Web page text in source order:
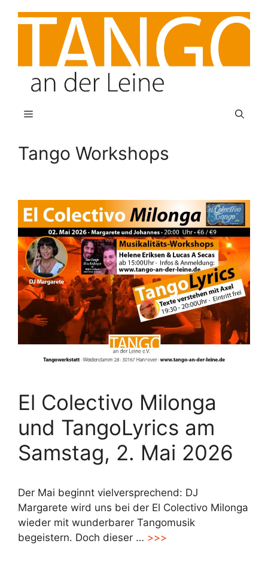
Inhalt
Menü
Tango Workshops
El Colectivo Milonga
und TangoLyrics am
Samstag, 2. Mai 2026
Der Mai beginnt vielversprechend: DJ
Margarete wird uns bei der El Colectivo Milonga
wieder mit wunderbarer Tangomusik
begeistern. Doch dieser … >>>